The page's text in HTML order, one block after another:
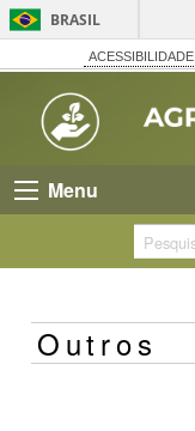
BRASIL
ACESSIBILIDADE
Menu
Outros